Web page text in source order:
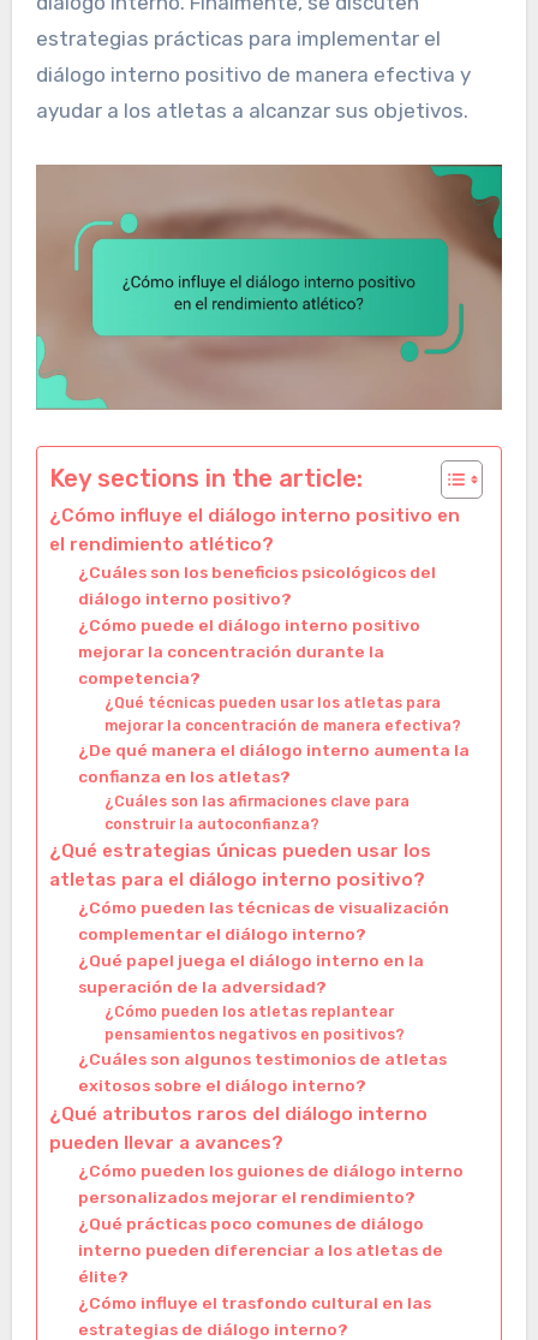
estrategias prácticas para implementar el
diálogo interno positivo de manera efectiva y
ayudar a los atletas a alcanzar sus objetivos.
Key sections in the article:
¿Cómo influye el diálogo interno positivo en
el rendimiento atlético?
¿Cuáles son los beneficios psicológicos del
diálogo interno positivo?
¿Cómo puede el diálogo interno positivo
mejorar la concentración durante la
competencia?
¿Qué técnicas pueden usar los atletas para
mejorar la concentración de manera efectiva?
¿De qué manera el diálogo interno aumenta la
confianza en los atletas?
¿Cuáles son las afirmaciones clave para
construir la autoconfianza?
¿Qué estrategias únicas pueden usar los
atletas para el diálogo interno positivo?
¿Cómo pueden las técnicas de visualización
complementar el diálogo interno?
¿Qué papel juega el diálogo interno en la
superación de la adversidad?
¿Cómo pueden los atletas replantear
pensamientos negativos en positivos?
¿Cuáles son algunos testimonios de atletas
exitosos sobre el diálogo interno?
¿Qué atributos raros del diálogo interno
pueden llevar a avances?
¿Cómo pueden los guiones de diálogo interno
personalizados mejorar el rendimiento?
¿Qué prácticas poco comunes de diálogo
interno pueden diferenciar a los atletas de
élite?
¿Cómo influye el trasfondo cultural en las
estrategias de diálogo interno?